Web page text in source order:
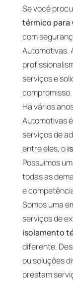
Se você
térmico para
com
Automotivas.
serviços e
compromisso.
Há vários
Automotivas
serviços de
entre eles, o
Possuímos
todas as
e
Somos uma
serviços de
isolamento
diferente.
ou soluções
prestam